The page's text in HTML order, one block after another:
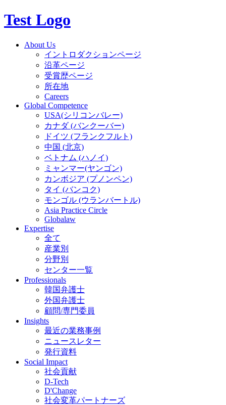
Test Logo
About Us
イントロダクションページ
沿革ページ
受賞歴ページ
所在地
Careers
Global Competence
USA(シリコンバレー)
カナダ (バンクーバー)
ドイツ (フランクフルト)
中国 (北京)
ベトナム (ハノイ)
ミャンマー(ヤンゴン)
カンボジア (プノンペン)
タイ (バンコク)
モンゴル (ウランバートル)
Asia Practice Circle
Globalaw
Expertise
全て
産業別
分野別
センター一覧
Professionals
韓国弁護士
外国弁護士
顧問/専門委員
Insights
最近の業務事例
ニュースレター
発行資料
Social Impact
社会貢献
D-Tech
D'Change
社会変革パートナーズ